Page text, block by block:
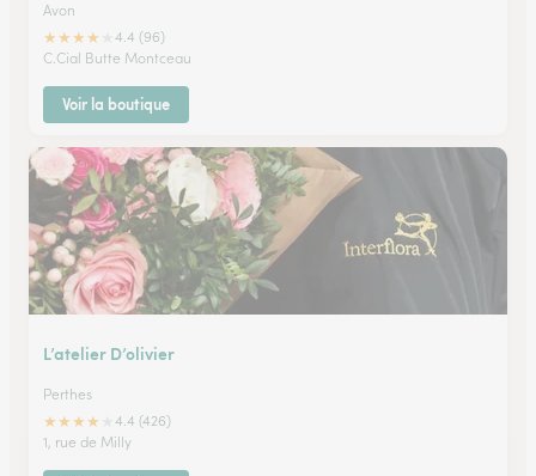
Avon
★★★★
4.4 (96)
C.Cial Butte Montceau
Voir la boutique
L’atelier D’olivier
Perthes
★★★★
4.4 (426)
1, rue de Milly